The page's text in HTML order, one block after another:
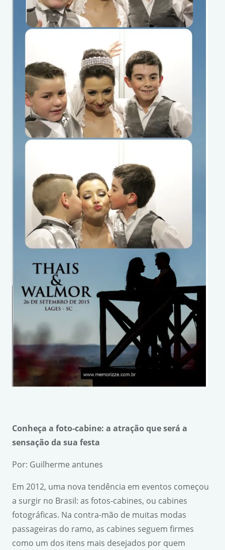
Conheça a foto-cabine: a atração que será a
sensação da sua festa
Por: Guilherme antunes
Em 2012, uma nova tendência em eventos começou
a surgir no Brasil: as fotos-cabines, ou cabines
fotográficas. Na contra-mão de muitas modas
passageiras do ramo, as cabines seguem firmes
como um dos itens mais desejados por quem